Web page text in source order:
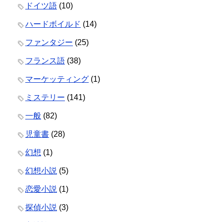
ドイツ語 (10)
ハードボイルド (14)
ファンタジー (25)
フランス語 (38)
マーケッティング (1)
ミステリー (141)
一般 (82)
児童書 (28)
幻想 (1)
幻想小説 (5)
恋愛小説 (1)
探偵小説 (3)